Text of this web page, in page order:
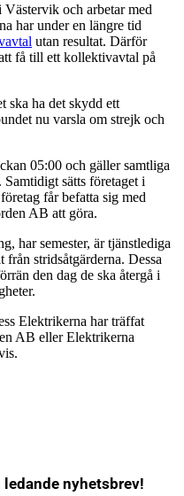
och arbetar med
har under en längre tid
utan resultat. Därför
få till ett kollektivavtal på
ska ha det skydd ett
nu varsla om strejk och
05:00 och gäller samtliga
Samtidigt sätts företaget i
får befatta sig med
AB att göra.
har semester, är tjänstlediga
stridsåtgärderna. Dessa
den dag de ska återgå i
Elektrikerna har träffat
AB eller Elektrikerna
nyhetsbrev!